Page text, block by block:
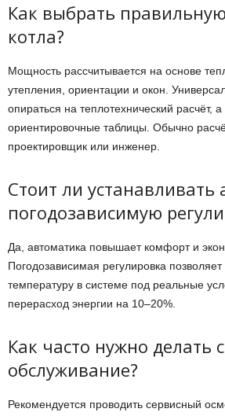
Как выбрать
котла?
Мощность рассчитывается на основе
утепления, ориентации и окон.
опираться на теплотехнический расчёт,
ориентировочные таблицы. Обычно
проектировщик или инженер.
Стоит ли устанавливать
погодозависимую
Да, автоматика повышает комфорт и
Погодозависимая регулировка
температуру в системе под реальные
перерасход энергии на 10–20%.
Как часто нужно делать
обслуживание?
Рекомендуется проводить сервисный